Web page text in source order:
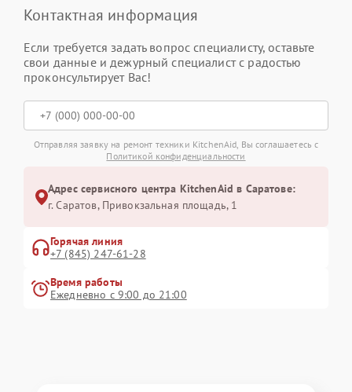
Контактная информация
Если требуется задать вопрос специалисту, оставьте
свои данные и дежурный специалист с радостью
проконсультирует Вас!
Отправляя заявку на ремонт техники KitchenAid, Вы соглашаетесь с
Политикой конфиденциальности
Адрес сервисного центра KitchenAid в Саратове:
г. Саратов, Привокзальная площадь, 1
Горячая линия
+7 (845) 247-61-28
Время работы
Ежедневно с 9:00 до 21:00